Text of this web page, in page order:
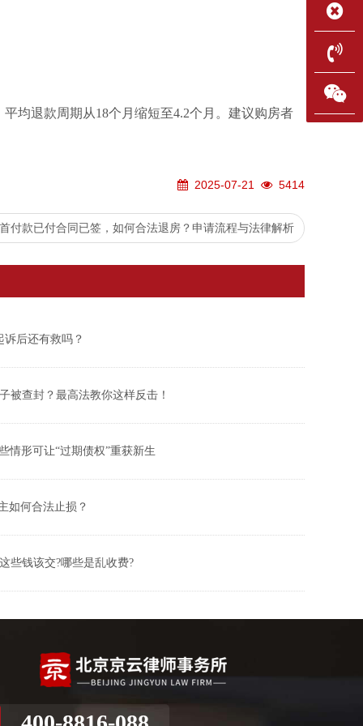
均退款周期从18个月缩短至4.2个月。建议购房者
2025-07-21 5414
首付款已付合同已签，如何合法退房？申请流程与法律解析
诉后还有救吗？
被查封？最高法教你这样反击！
情形可让“过期债权”重获新生
如何合法止损？
些钱该交?哪些是乱收费?